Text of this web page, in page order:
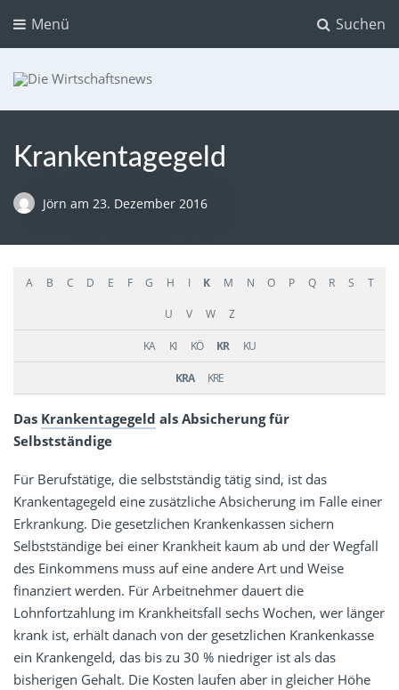
Suchen
Menü
Krankentagegeld
Jörn am 23. Dezember 2016
A B C D E F G H I K M N O P Q R S T
U V W Z
KA KI KÖ KR KU
KRA KRE
Das Krankentagegeld als Absicherung für
Selbstständige
Für Berufstätige, die selbstständig tätig sind, ist das
Krankentagegeld eine zusätzliche Absicherung im Falle einer
Erkrankung. Die gesetzlichen Krankenkassen sichern
Selbstständige bei einer Krankheit kaum ab und der Wegfall
des Einkommens muss auf eine andere Art und Weise
finanziert werden. Für Arbeitnehmer dauert die
Lohnfortzahlung im Krankheitsfall sechs Wochen, wer länger
krank ist, erhält danach von der gesetzlichen Krankenkasse
ein Krankengeld, das bis zu 30 % niedriger ist als das
bisherigen Gehalt. Die Kosten laufen aber in gleicher Höhe